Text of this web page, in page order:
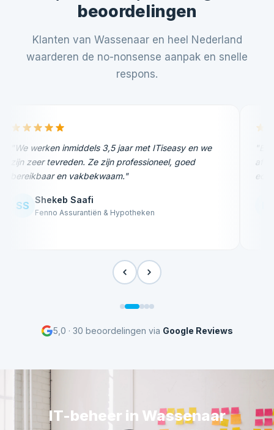
beoordelingen
Klanten van Wassenaar en heel Nederland
waarderen de no-nonsense aanpak en snelle
respons.
"We werken inmiddels 3,5 jaar met ITiseasy en we
zijn zeer tevreden. Ze zijn professioneel, goed
bereikbaar en vakbekwaam."
SS Shekeb Saafi
Fenno Assurantiën & Hypotheken
5,0 · 30 beoordelingen via Google Reviews
IT-beheer in Wassenaar